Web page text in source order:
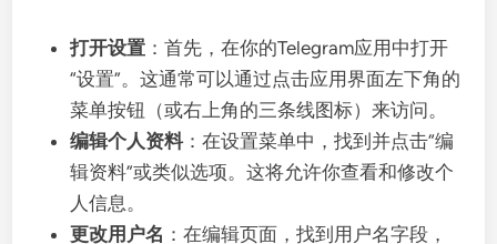
打开设置 ：首先，在你的Telegram应用中打开
“设置”。这通常可以通过点击应用界面左下角的
菜单按钮（或右上角的三条线图标）来访问。
编辑个人资料：在设置菜单中，找到并点击“编
辑资料”或类似选项。这将允许你查看和修改个
人信息。
更改用户名 ：在编辑页面，找到用户名字段，